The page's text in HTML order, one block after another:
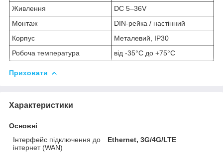
Живлення
DC 5–36V
Монтаж
DIN-рейка / настінний
Корпус
Металевий, IP30
Робоча температура
від -35°C до +75°C
Приховати
Характеристики
Основні
Інтерфейс підключення до
інтернет (WAN)
Ethernet, 3G/4G/LTE